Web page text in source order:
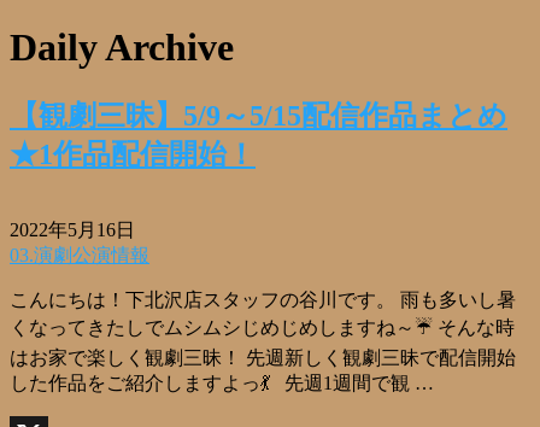
Daily Archive
【観劇三昧】5/9～5/15配信作品まとめ
★1作品配信開始！
2022年5月16日
03.演劇公演情報
こんにちは！下北沢店スタッフの谷川です。 雨も多いし暑
くなってきたしでムシムシじめじめしますね～☔ そんな時
はお家で楽しく観劇三昧！ 先週新しく観劇三昧で配信開始
した作品をご紹介しますよっ💃 先週1週間で観 …